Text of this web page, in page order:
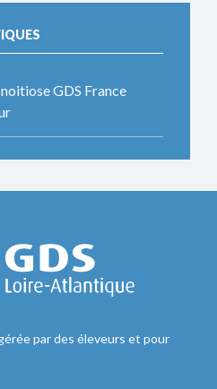
GDS France
par des éleveurs et pour